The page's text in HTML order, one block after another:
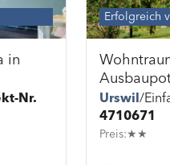
in
Nr.
Erfolgreich
Urswil
4710671
Preis:★★